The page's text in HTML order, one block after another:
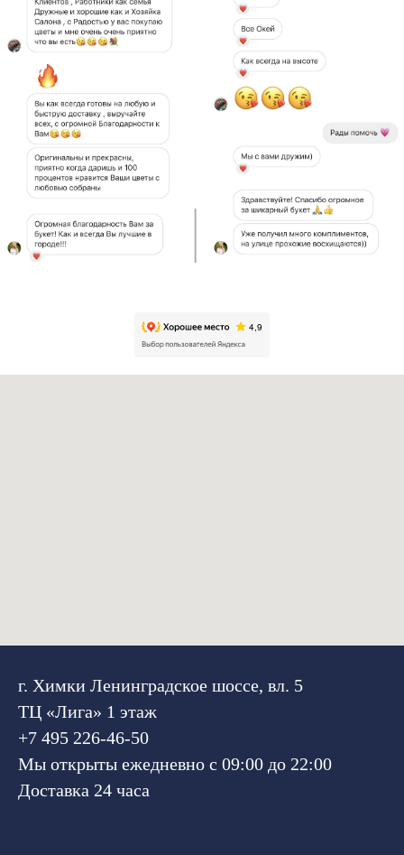
г. Химки Ленинградское шоссе, вл. 5
ТЦ «Лига» 1 этаж
+7 495 226-46-50
Мы открыты ежедневно с 09:00 до 22:00
Доставка 24 часа